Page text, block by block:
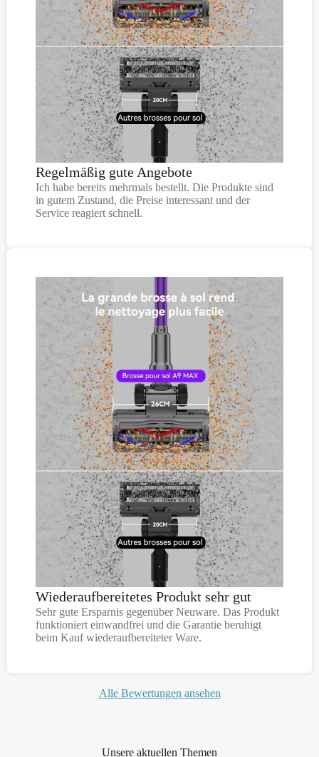
Regelmäßig gute Angebote
Ich habe bereits mehrmals bestellt. Die Produkte sind
in gutem Zustand, die Preise interessant und der
Service reagiert schnell.
Wiederaufbereitetes Produkt sehr gut
Sehr gute Ersparnis gegenüber Neuware. Das Produkt
funktioniert einwandfrei und die Garantie beruhigt
beim Kauf wiederaufbereiteter Ware.
Alle Bewertungen ansehen
Unsere aktuellen Themen